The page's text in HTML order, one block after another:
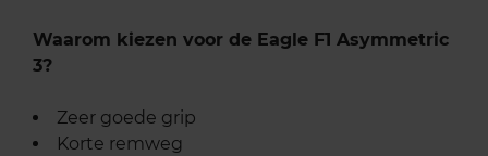
Waarom kiezen voor de Eagle F1 Asymmetric
3?
Zeer goede grip
Korte remweg